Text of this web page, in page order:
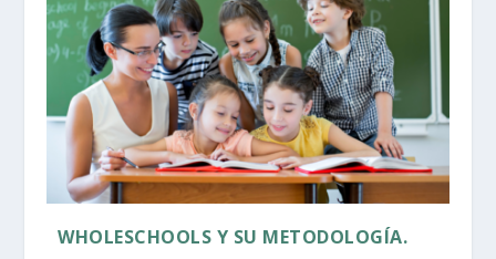
WHOLESCHOOLS Y SU METODOLOGÍA.